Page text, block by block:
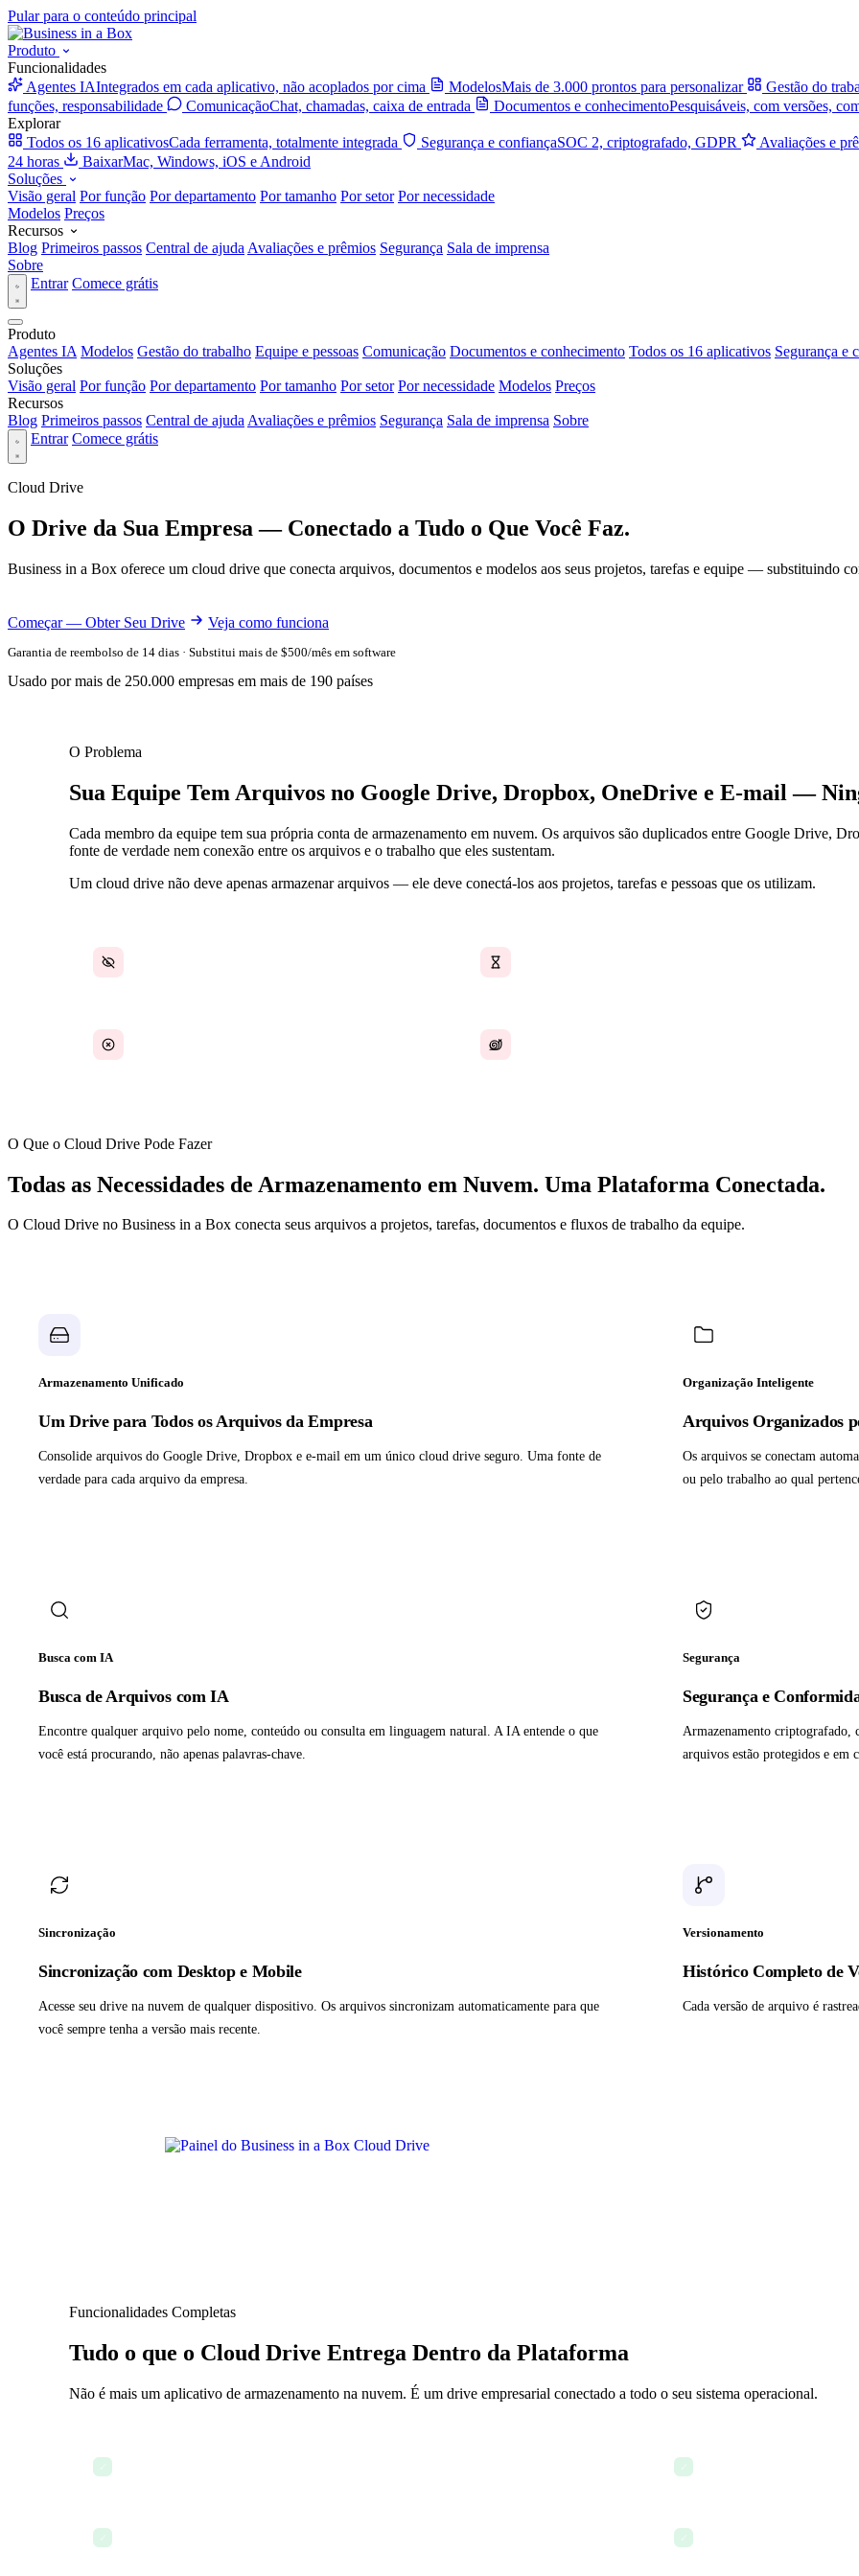
Pular para o conteúdo principal
Produto
Funcionalidades
Agentes IAIntegrados em cada aplicativo, não acoplados por cima ModelosMais de 3.000 prontos para personalizar Gestão do
funções, responsabilidade
ComunicaçãoChat, chamadas, caixa de entrada Documentos e conhecimentoPesquisáveis, com versões,
Explorar
Todos os 16 aplicativosCada ferramenta, totalmente integrada Segurança e confiançaSOC 2, criptografado, GDPR Avaliações e
24 horas
BaixarMac, Windows, iOS e Android
Soluções
Visão geral Por função Por departamento Por tamanho Por setor Por necessidade
Modelos Preços
Recursos
Blog Primeiros passos Central de ajuda Avaliações e prêmios Segurança Sala de imprensa
Sobre
Entrar Comece grátis
Produto
Agentes IA Modelos Gestão do trabalho Equipe e pessoas Comunicação Documentos e conhecimento Todos os 16 aplicativos Segurança e
Soluções
Visão geral Por função Por departamento Por tamanho Por setor Por necessidade Modelos Preços
Recursos
Blog Primeiros passos Central de ajuda Avaliações e prêmios Segurança Sala de imprensa Sobre
Entrar Comece grátis
Cloud Drive
O Drive da Sua Empresa — Conectado a Tudo o Que Você Faz.
Business in a Box oferece um cloud drive que conecta arquivos, documentos e modelos aos seus projetos, tarefas e equipe — substituindo
Começar — Obter Seu Drive Veja como funciona
Garantia de reembolso de 14 dias · Substitui mais de $500/mês em software
Usado por mais de 250.000 empresas em mais de 190 países
O Problema
Sua Equipe Tem Arquivos no Google Drive, Dropbox, OneDrive e E-mail —
Cada membro da equipe tem sua própria conta de armazenamento em nuvem. Os arquivos são duplicados entre Google Drive,
fonte de verdade nem conexão entre os arquivos e o trabalho que eles sustentam.
Um cloud drive não deve apenas armazenar arquivos — ele deve conectá-los aos projetos, tarefas e pessoas que os utilizam.
O Que o Cloud Drive Pode Fazer
Todas as Necessidades de Armazenamento em Nuvem. Uma Plataforma Conectada.
O Cloud Drive no Business in a Box conecta seus arquivos a projetos, tarefas, documentos e fluxos de trabalho da equipe.
Armazenamento Unificado
Um Drive para Todos os Arquivos da Empresa
Consolide arquivos do Google Drive, Dropbox e e-mail em um único cloud drive seguro. Uma fonte de
verdade para cada arquivo da empresa.
Organização Inteligente
Arquivos Organizados
Os arquivos se conectam
ou pelo trabalho ao qual
Busca com IA
Busca de Arquivos com IA
Encontre qualquer arquivo pelo nome, conteúdo ou consulta em linguagem natural. A IA entende o que
você está procurando, não apenas palavras-chave.
Segurança
Segurança e
Armazenamento criptografado,
arquivos estão protegidos e em
Sincronização
Sincronização com Desktop e Mobile
Acesse seu drive na nuvem de qualquer dispositivo. Os arquivos sincronizam automaticamente para que
você sempre tenha a versão mais recente.
Versionamento
Histórico Completo de
Cada versão de arquivo é
Funcionalidades Completas
Tudo o que o Cloud Drive Entrega Dentro da Plataforma
Não é mais um aplicativo de armazenamento na nuvem. É um drive empresarial conectado a todo o seu sistema operacional.